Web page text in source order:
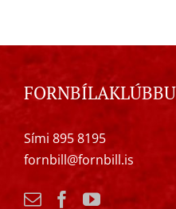
Sími 895 8195
fornbill@fornbill.is